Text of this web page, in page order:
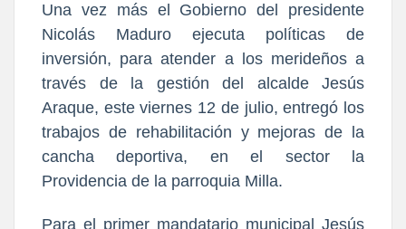
Una vez más el Gobierno del presidente
Nicolás Maduro ejecuta políticas de
inversión, para atender a los merideños a
través de la gestión del alcalde Jesús
Araque, este viernes 12 de julio, entregó los
trabajos de rehabilitación y mejoras de la
cancha deportiva, en el sector la
Providencia de la parroquia Milla.
Para el primer mandatario municipal Jesús